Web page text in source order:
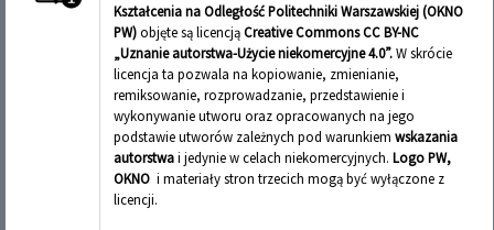
Kształcenia na Odległość Politechniki Warszawskiej (OKNO
PW)objęte są licencjąCreative Commons CC BY-NC
„Uznanie autorstwa-Użycie niekomercyjne 4.0”.W skrócie
licencja ta pozwala na kopiowanie, zmienianie,
remiksowanie, rozprowadzanie, przedstawienie i
wykonywanie utworu oraz opracowanych na jego
podstawie utworów zależnych pod warunkiem wskazania
autorstwai jedynie w celach niekomercyjnych. Logo PW,
OKNO i materiały stron trzecich mogą być wyłączone z
licencji.